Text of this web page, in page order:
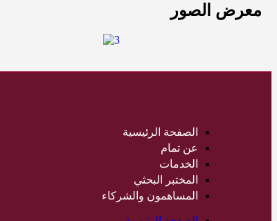
معرض الصور
الصفحة الرئيسية
عن تمام
الخدمات
المختبر البحثي
المساهمون والشركاء